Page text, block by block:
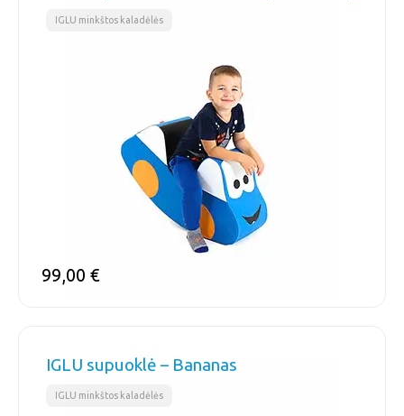
IGLU minkštos kaladėlės
99,00 €
IGLU supuoklė – Bananas
IGLU minkštos kaladėlės